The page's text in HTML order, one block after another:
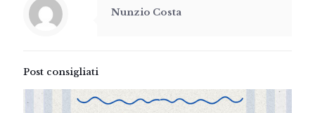
Nunzio Costa
Post consigliati